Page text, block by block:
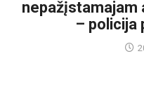
nepažįstamajam
– policija